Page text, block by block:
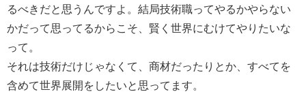
るべきだと思うんですよ。結局技術職ってやるかやらない
かだって思ってるからこそ、賢く世界にむけてやりたいな
って。
それは技術だけじゃなくて、商材だったりとか、すべてを
含めて世界展開をしたいと思ってます。